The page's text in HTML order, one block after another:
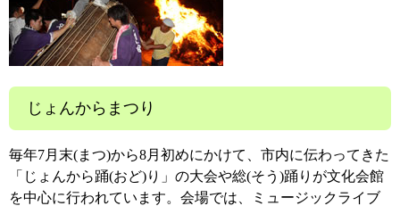
じょんからまつり
毎年7月末(まつ)から8月初めにかけて、市内に伝わってきた
「じょんから踊(おど)り」の大会や総(そう)踊りが文化会館
を中心に行われています。会場では、ミュージックライブ